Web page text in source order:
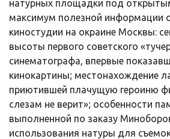
натурных площадки под
максимум полезной информации
киностудии на окраине Москвы:
высоты первого советского
синематографа, впервые
кинокартины; местонахождение
приютившей плачущую героиню
слезам не верит»; особенности
выполненной по заказу
использования натуры для